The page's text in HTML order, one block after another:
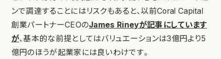
ンで調達することにはリスクもあると、以前Coral Capital
創業パートナーCEOのJames Rineyが記事にしています
が、基本的な前提としてはバリュエーションは3億円より5
億円のほうが起業家には良いわけです。